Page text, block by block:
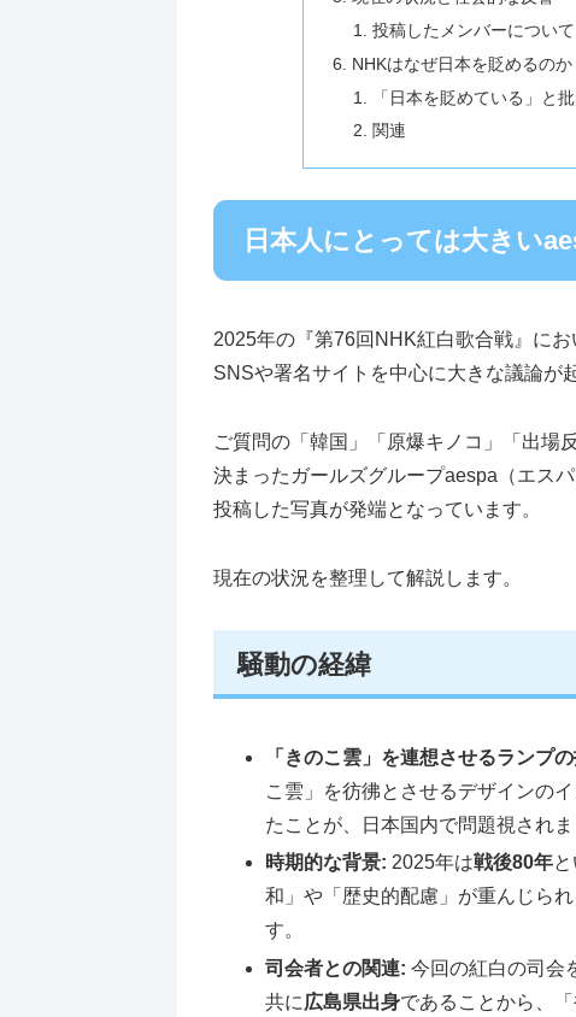
投稿したメンバーについて
NHKはなぜ日本を貶めるのか
「日本を貶めている」と
関連
日本人にとっては大きい
2025年の『第76回NHK紅白歌合戦』に
SNSや署名サイトを中心に大きな議論が
ご質問の「韓国」「原爆キノコ」「出場
決まったガールズグループaespa（エス
投稿した写真が発端となっています。
現在の状況を整理して解説します。
騒動の経緯
「きのこ雲」を連想させるランプ
こ雲」を彷彿とさせるデザインの
たことが、日本国内で問題視されま
時期的な背景: 2025年は戦後80年
和」や「歴史的配慮」が重んじら
す。
司会者との関連: 今回の紅白の司会
共に広島県出身であることから、